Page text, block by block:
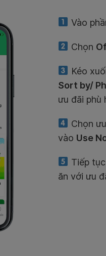
Vào
Chọn
Kéo
Sort by/
ưu đãi phù
Chọn
vào Use
Tiếp
ăn với ưu